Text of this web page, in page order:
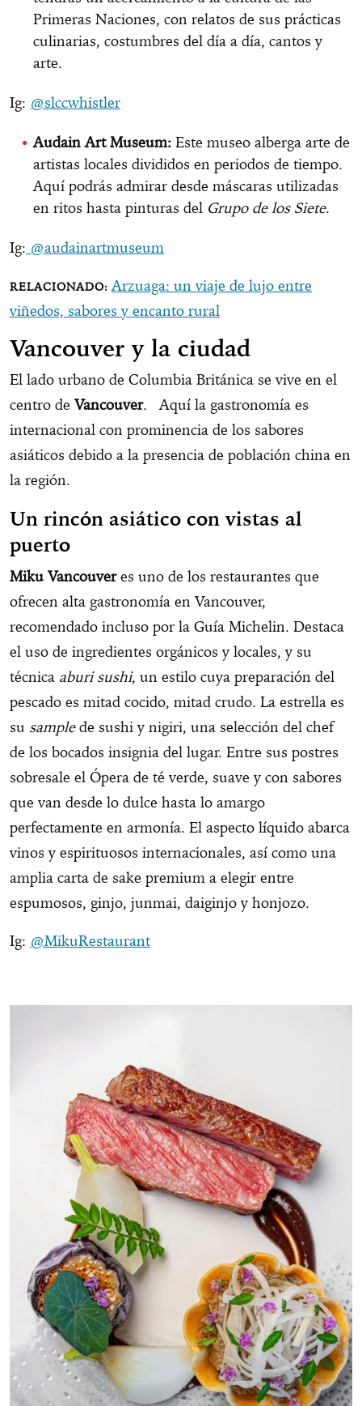
Primeras Naciones, con relatos de sus prácticas
culinarias, costumbres del día a día, cantos y
arte.
Ig: @slccwhistler
Audain Art Museum: Este museo alberga arte de
artistas locales divididos en periodos de tiempo.
Aquí podrás admirar desde máscaras utilizadas
en ritos hasta pinturas del Grupo de los Siete.
Ig: @audainartmuseum
Arzuaga: un viaje de lujo entre
viñedos, sabores y encanto rural
Vancouver y la ciudad
El lado urbano de Columbia Británica se vive en el
centro de Vancouver. Aquí la gastronomía es
internacional con prominencia de los sabores
asiáticos debido a la presencia de población china en
la región.
Un rincón asiático con vistas al
puerto
Miku Vancouveres uno de los restaurantes que
ofrecen alta gastronomía en Vancouver,
recomendado incluso por la Guía Michelin. Destaca
el uso de ingredientes orgánicos y locales, y su
técnica aburi sushi, un estilo cuya preparación del
pescado es mitad cocido, mitad crudo. La estrella es
su samplede sushi y nigiri, una selección del chef
de los bocados insignia del lugar. Entre sus postres
sobresale el Ópera de té verde, suave y con sabores
que van desde lo dulce hasta lo amargo
perfectamente en armonía. El aspecto líquido abarca
vinos y espirituosos internacionales, así como una
amplia carta de sake premium a elegir entre
espumosos, ginjo, junmai, daiginjo y honjozo.
Ig: @MikuRestaurant